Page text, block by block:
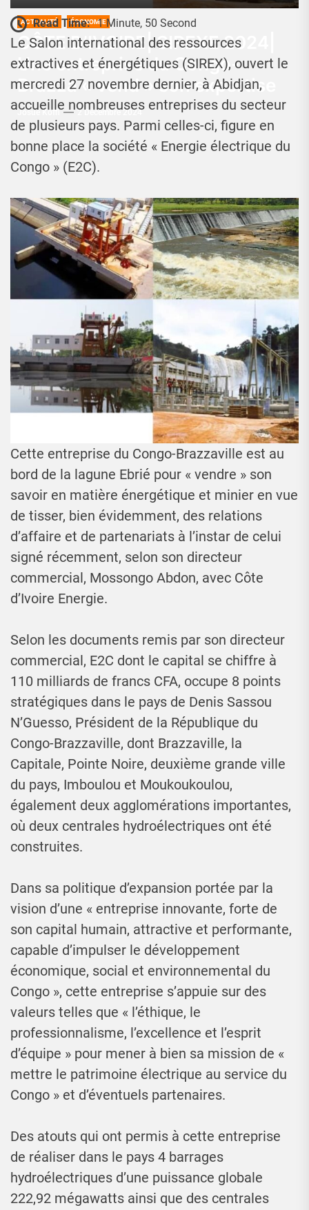
ACTUALITÉ ÉCONOMIE
CÔTE D’IVOIRE| SIREXE 2024|
Une entreprise du Congo-
Brazza « vend » son expertise
Josué Koffi 2 Décembre 2024
Read Time: 1 Minute, 50 Second
Le Salon international des ressources
extractives et énergétiques (SIREX), ouvert le
mercredi 27 novembre dernier, à Abidjan,
accueille nombreuses entreprises du secteur
de plusieurs pays. Parmi celles-ci, figure en
bonne place la société « Energie électrique du
Congo » (E2C).
Cette entreprise du Congo-Brazzaville est au
bord de la lagune Ebrié pour « vendre » son
savoir en matière énergétique et minier en vue
de tisser, bien évidemment, des relations
d’affaire et de partenariats à l’instar de celui
signé récemment, selon son directeur
commercial, Mossongo Abdon, avec Côte
d’Ivoire Energie.
Selon les documents remis par son directeur
commercial, E2C dont le capital se chiffre à
110 milliards de francs CFA, occupe 8 points
stratégiques dans le pays de Denis Sassou
N’Guesso, Président de la République du
Congo-Brazzaville, dont Brazzaville, la
Capitale, Pointe Noire, deuxième grande ville
du pays, Imboulou et Moukoukoulou,
également deux agglomérations importantes,
où deux centrales hydroélectriques ont été
construites.
Dans sa politique d’expansion portée par la
vision d’une « entreprise innovante, forte de
son capital humain, attractive et performante,
capable d’impulser le développement
économique, social et environnemental du
Congo », cette entreprise s’appuie sur des
valeurs telles que « l’éthique, le
professionnalisme, l’excellence et l’esprit
d’équipe » pour mener à bien sa mission de «
mettre le patrimoine électrique au service du
Congo » et d’éventuels partenaires.
Des atouts qui ont permis à cette entreprise
de réaliser dans le pays 4 barrages
hydroélectriques d’une puissance globale
222,92 mégawatts ainsi que des centrales